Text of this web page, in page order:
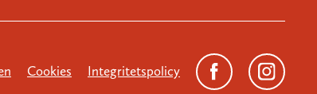
Cookies Integritetspolicy